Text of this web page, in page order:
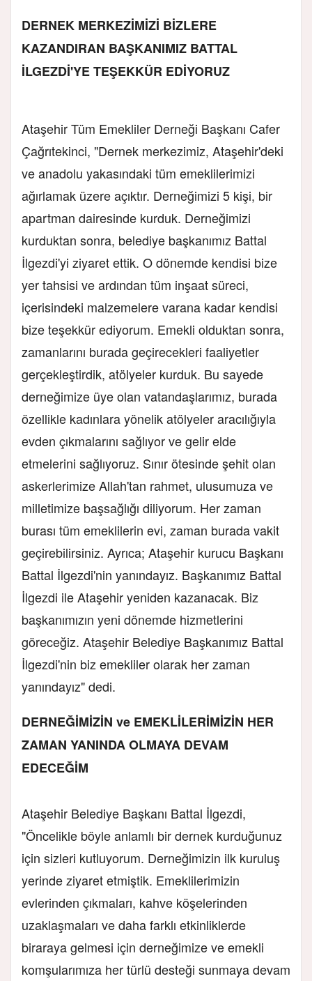
DERNEK MERKEZİMİZİ BİZLERE
KAZANDIRAN BAŞKANIMIZ BATTAL
İLGEZDİ'YE TEŞEKKÜR EDİYORUZ
Ataşehir Tüm Emekliler Derneği Başkanı Cafer
Çağrıtekinci, "Dernek merkezimiz, Ataşehir'deki
ve anadolu yakasındaki tüm emeklilerimizi
ağırlamak üzere açıktır. Derneğimizi 5 kişi, bir
apartman dairesinde kurduk. Derneğimizi
kurduktan sonra, belediye başkanımız Battal
İlgezdi'yi ziyaret ettik. O dönemde kendisi bize
yer tahsisi ve ardından tüm inşaat süreci,
içerisindeki malzemelere varana kadar kendisi
bize teşekkür ediyorum. Emekli olduktan sonra,
zamanlarını burada geçirecekleri faaliyetler
gerçekleştirdik, atölyeler kurduk. Bu sayede
derneğimize üye olan vatandaşlarımız, burada
özellikle kadınlara yönelik atölyeler aracılığıyla
evden çıkmalarını sağlıyor ve gelir elde
etmelerini sağlıyoruz. Sınır ötesinde şehit olan
askerlerimize Allah'tan rahmet, ulusumuza ve
milletimize başsağlığı diliyorum. Her zaman
burası tüm emeklilerin evi, zaman burada vakit
geçirebilirsiniz. Ayrıca; Ataşehir kurucu Başkanı
Battal İlgezdi'nin yanındayız. Başkanımız Battal
İlgezdi ile Ataşehir yeniden kazanacak. Biz
başkanımızın yeni dönemde hizmetlerini
göreceğiz. Ataşehir Belediye Başkanımız Battal
İlgezdi'nin biz emekliler olarak her zaman
yanındayız" dedi.
DERNEĞİMİZİN ve EMEKLİLERİMİZİN HER
ZAMAN YANINDA OLMAYA DEVAM
EDECEĞİM
Ataşehir Belediye Başkanı Battal İlgezdi,
"Öncelikle böyle anlamlı bir dernek kurduğunuz
için sizleri kutluyorum. Derneğimizin ilk kuruluş
yerinde ziyaret etmiştik. Emeklilerimizin
evlerinden çıkmaları, kahve köşelerinden
uzaklaşmaları ve daha farklı etkinliklerde
biraraya gelmesi için derneğimize ve emekli
komşularımıza her türlü desteği sunmaya devam